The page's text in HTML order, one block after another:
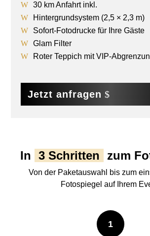
30 km Anfahrt inkl.
Hintergrundsystem (2,5 × 2,3 m)
Sofort-Fotodrucke für Ihre Gäste
Glam Filter
Roter Teppich mit VIP-
Jetzt anfragen
In 3 Schritten zum
Von der Paketauswahl bis zum
Fotospiegel auf Ihrem
1